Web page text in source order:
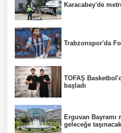
Karacabey'de
Trabzonspor'da
TOFAŞ
başladı
Erguvan Bayramı
geleceğe taşınacak